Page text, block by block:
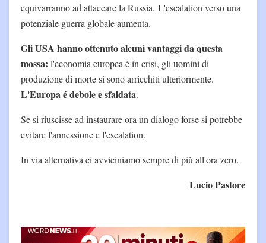
equivarranno ad attaccare la Russia. L'escalation verso una
potenziale guerra globale aumenta.
Gli USA hanno ottenuto alcuni vantaggi da questa
mossa: l'economia europea é in crisi, gli uomini di
produzione di morte si sono arricchiti ulteriormente.
L'Europa é debole e sfaldata.
Se si riuscisse ad instaurare ora un dialogo forse si potrebbe
evitare l'annessione e l'escalation.
In via alternativa ci avviciniamo sempre di più all'ora zero.
Lucio Pastore